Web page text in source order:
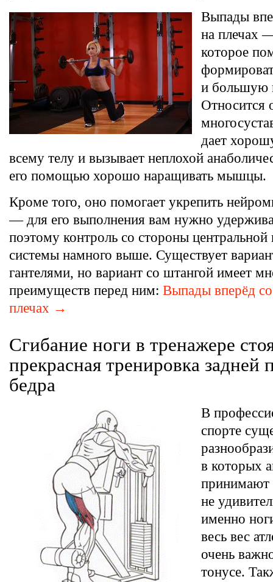
Выпады
на плечах
которое
и большую
Относится
дает
всему телу и вызывает неплохой
его помощью хорошо наращивать мышцы.
Кроме того, оно помогает укрепить
— для его выполнения вам нужно
поэтому контроль со стороны центральной
системы намного выше. Существует
гантелями, но вариант со штангой имеет
преимуществ перед ним: Выпады вперёд
плечах →
Сгибание ноги в тренажере
прекрасная тренировка задней
бедра
В
спорте
в которых
не
именно
весь вес
очень
тонусе.